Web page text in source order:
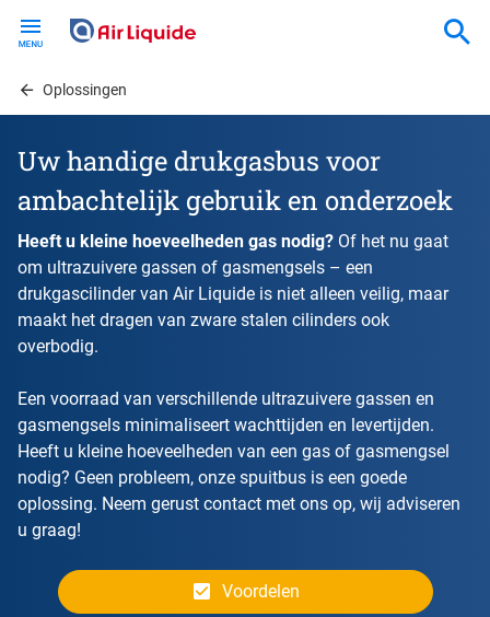
contentOplossingen
Uw handige drukgasbus voor
ambachtelijk gebruik en onderzoek
Heeft u kleine hoeveelheden gas nodig? Of het nu gaat
om ultrazuivere gassen of gasmengsels – een
drukgascilinder van Air Liquide is niet alleen veilig, maar
maakt het dragen van zware stalen cilinders ook
overbodig.
Een voorraad van verschillende ultrazuivere gassen en
gasmengsels minimaliseert wachttijden en levertijden.
Heeft u kleine hoeveelheden van een gas of gasmengsel
nodig? Geen probleem, onze spuitbus is een goede
oplossing. Neem gerust contact met ons op, wij adviseren
u graag!
Voordelen